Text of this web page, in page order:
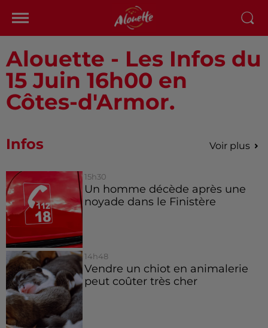
Alouette - Les Infos du
15 Juin 16h00 en
Côtes-d'Armor.
Infos Voir plus
15h30
Un homme décède après une
noyade dans le Finistère
14h48
Vendre un chiot en animalerie
peut coûter très cher